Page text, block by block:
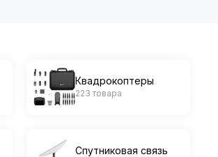
Квадрокоптеры
223 товара
Спутниковая связь